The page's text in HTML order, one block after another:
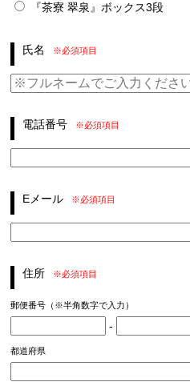
『茶寮 翠泉』ボックス3段
氏名 ※必須項目
電話番号 ※必須項目
Eメール ※必須項目
住所 ※必須項目
郵便番号（※半角数字で入力）
-
都道府県